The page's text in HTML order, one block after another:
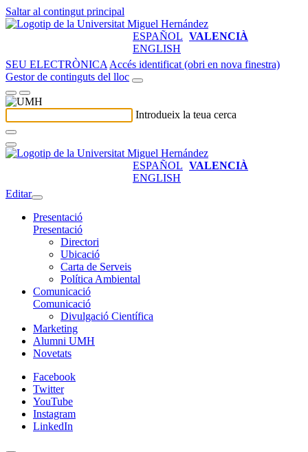
Saltar al contingut principal
ESPAÑOL VALENCIÀ
ENGLISH
SEU ELECTRÒNICA Accés identificat (obri en nova finestra)
Gestor de continguts del lloc
Introdueix la teua cerca
ESPAÑOL VALENCIÀ
ENGLISH
Editar
Presentació
Presentació
Directori
Ubicació
Carta de Serveis
Política Ambiental
Comunicació
Comunicació
Divulgació Científica
Marketing
Alumni UMH
Novetats
Facebook
Twitter
YouTube
Instagram
LinkedIn